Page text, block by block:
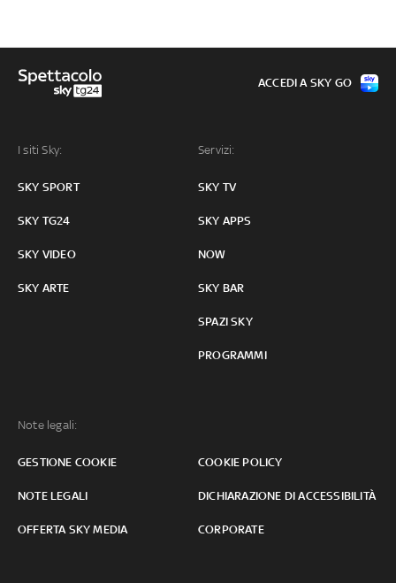
I siti Sky:
SKY SPORT
SKY TG24
SKY VIDEO
SKY ARTE
Servizi:
SKY TV
SKY APPS
NOW
SKY BAR
SPAZI SKY
PROGRAMMI
Note legali:
GESTIONE COOKIE COOKIE POLICY
NOTE LEGALI DICHIARAZIONE DI ACCESSIBILITÀ
OFFERTA SKY MEDIA CORPORATE
ACCEDI A SKY GO